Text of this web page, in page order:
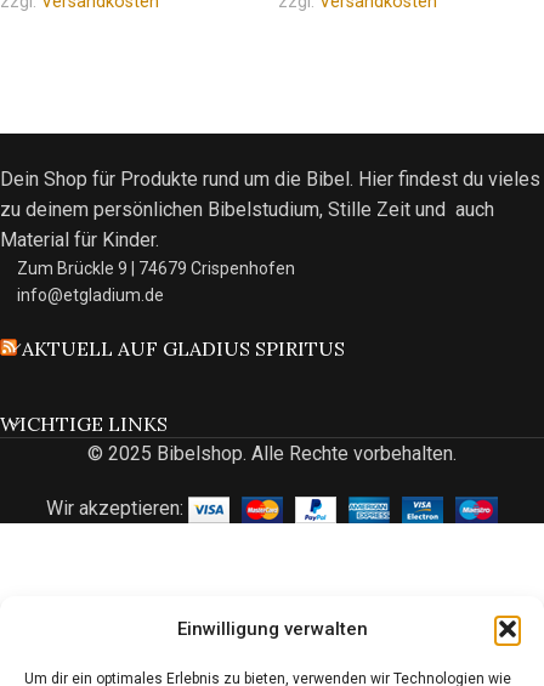
Einwilligung verwalten
Um dir ein optimales Erlebnis zu bieten, verwenden wir Technologien wie
Dein Shop für Produkte rund um die Bibel. Hier findest du vieles
zu deinem persönlichen Bibelstudium, Stille Zeit und auch
Material für Kinder.
Zum Brückle 9 | 74679 Crispenhofen
info@etgladium.de
AKTUELL AUF GLADIUS SPIRITUS
WICHTIGE LINKS
© 2025 Bibelshop. Alle Rechte vorbehalten.
Wir akzeptieren: